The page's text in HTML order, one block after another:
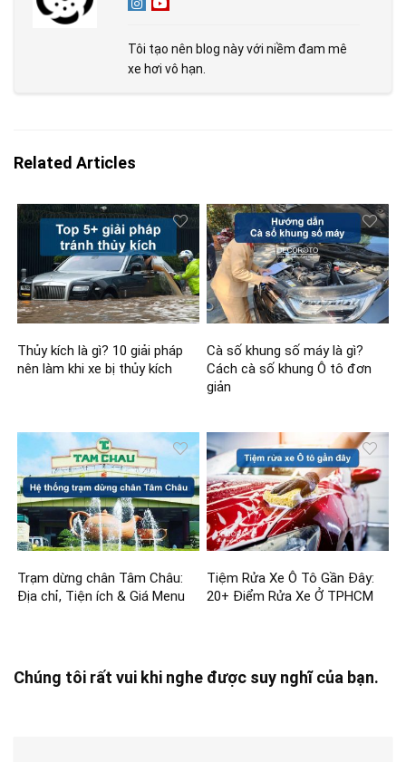
Tôi tạo nên blog này với niềm đam mê
xe hơi vô hạn.
Related Articles
Thủy kích là gì? 10 giải pháp
nên làm khi xe bị thủy kích
Cà số khung số máy là gì?
Cách cà số khung Ô tô đơn
giản
Trạm dừng chân Tâm Châu:
Địa chỉ, Tiện ích & Giá Menu
Tiệm Rửa Xe Ô Tô Gần Đây:
20+ Điểm Rửa Xe Ở TPHCM
Chúng tôi rất vui khi nghe được suy nghĩ của bạn.